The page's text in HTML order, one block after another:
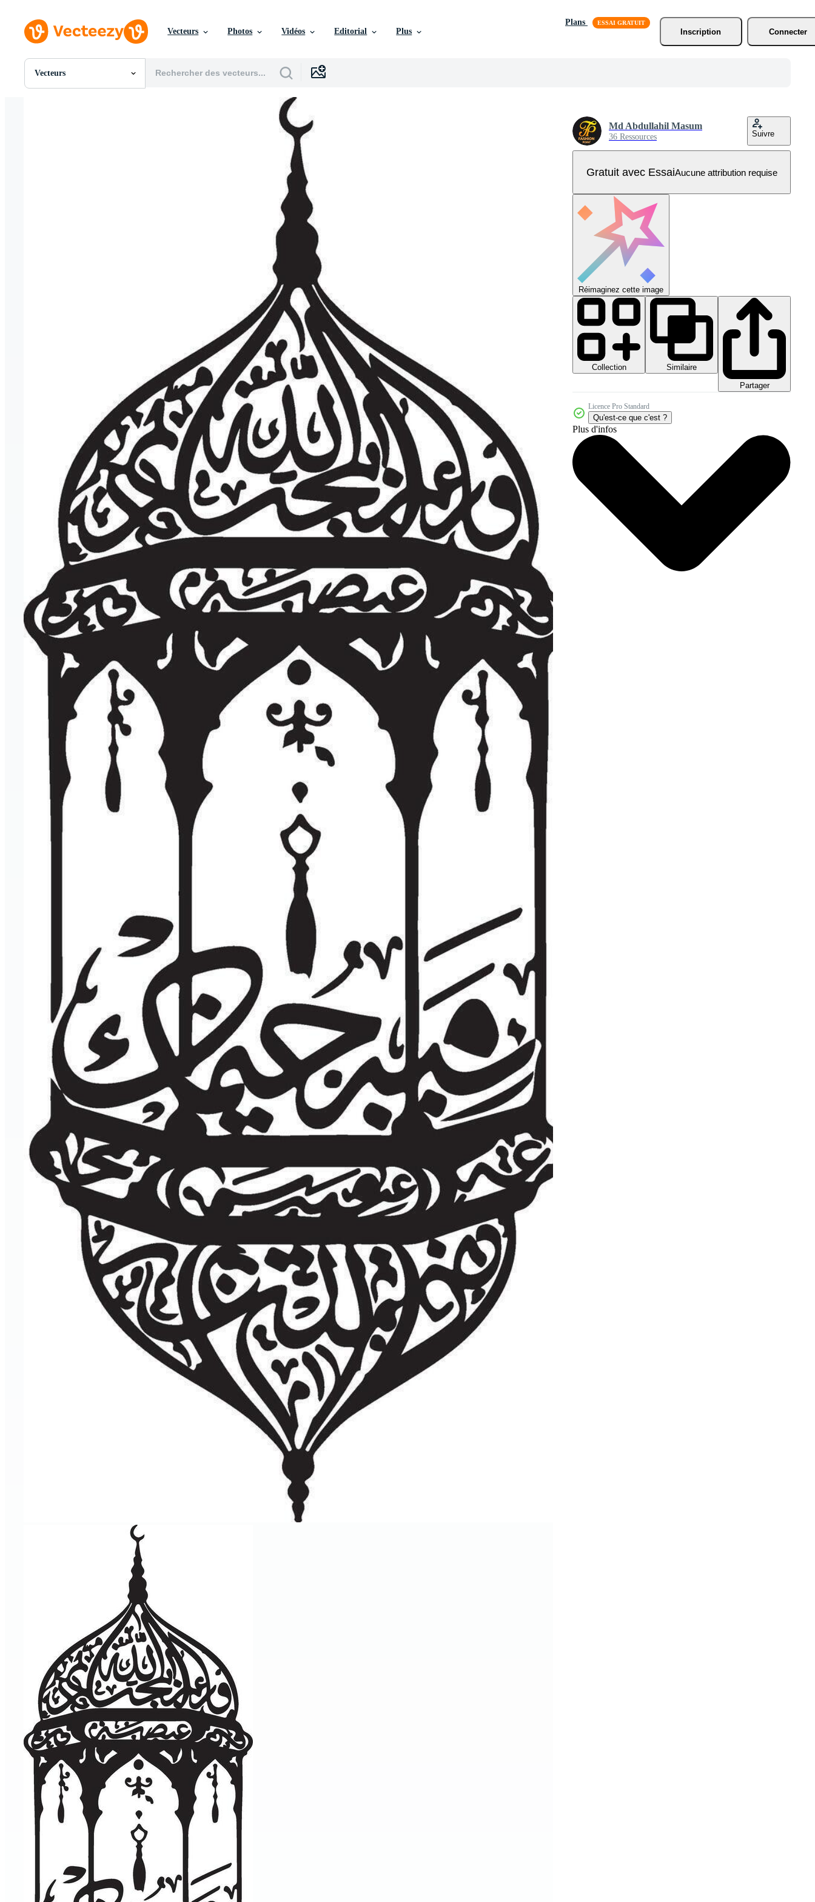
Vecteurs Photos Vidéos Editorial Plus
Plans
Inscription
Connecter
Vecteurs
Toutes Images
Md Abdullahil Masum
36 Ressources Suivre
Gratuit avec EssaiAucune attribution requise
Réimaginez cette image
Collection
Similaire
Partager
Licence Pro Standard
Qu'est-ce que c'est ?
Plus d'infos